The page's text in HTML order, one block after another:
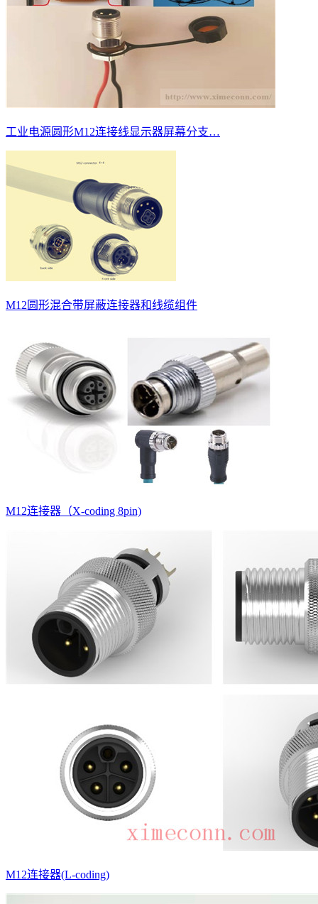
工业电源圆形M12连接线显示器屏幕分支…
M12圆形混合带屏蔽连接器和线缆组件
M12连接器（X-coding 8pin)
M12连接器(L-coding)